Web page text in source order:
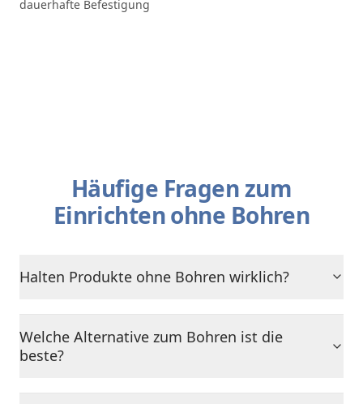
dauerhafte Befestigung
Häufige Fragen zum
Einrichten ohne Bohren
Halten Produkte ohne Bohren wirklich?
Welche Alternative zum Bohren ist die
beste?